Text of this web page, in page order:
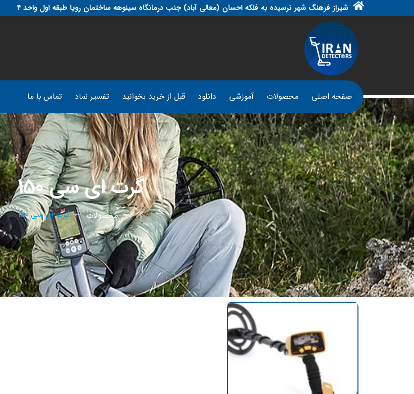
شیراز فرهنگ شهر نرسیده به فلکه احسان (معالی آباد) جنب درمانگاه سینوهه ساختمان رویا طبقه اول واحد ۴
صفحه اصلی محصولات آموزشی دانلود قبل از خرید بخوانید تفسیر نماد تماس با ما
گرت ای سی 150
محصولات گرت ای سی 150